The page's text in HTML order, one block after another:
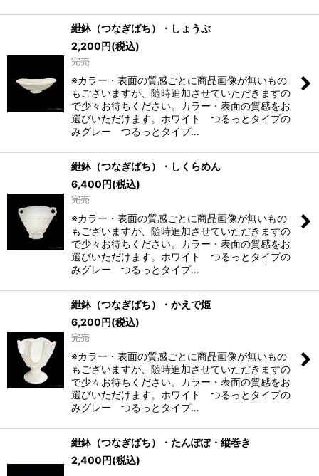
紲鉢（つなぎばち）・しょうぶ
2,200円(税込)
完売
※カラー・表面の質感ごとに商品画像が無いもの
もございますが、随時追加させていただきますの
で少々お待ちください。カラー・表面の質感をお
選びいただけます。ホワイト つるっとタイプの
みグレー つるっとタイプ…
紲鉢（つなぎばち）・しくらめん
6,400円(税込)
完売
※カラー・表面の質感ごとに商品画像が無いもの
もございますが、随時追加させていただきますの
で少々お待ちください。カラー・表面の質感をお
選びいただけます。ホワイト つるっとタイプの
みグレー つるっとタイプ…
紲鉢（つなぎばち）・かえで姫
6,200円(税込)
完売
※カラー・表面の質感ごとに商品画像が無いもの
もございますが、随時追加させていただきますの
で少々お待ちください。カラー・表面の質感をお
選びいただけます。ホワイト つるっとタイプの
みグレー つるっとタイプ…
紲鉢（つなぎばち）・たんぽぽ・縦巻き
2,400円(税込)